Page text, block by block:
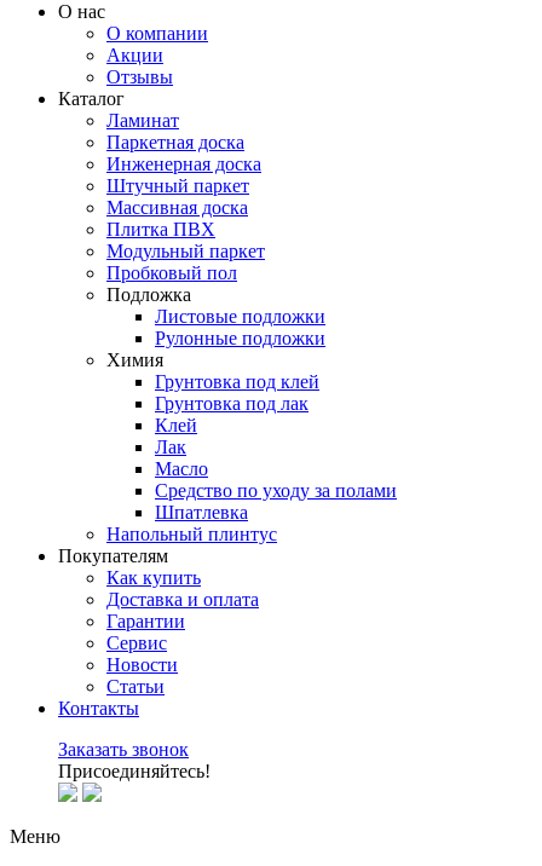
О нас
О компании
Акции
Отзывы
Каталог
Ламинат
Паркетная доска
Инженерная доска
Штучный паркет
Массивная доска
Плитка ПВХ
Модульный паркет
Пробковый пол
Подложка
Листовые подложки
Рулонные подложки
Химия
Грунтовка под клей
Грунтовка под лак
Клей
Лак
Масло
Средство по уходу за полами
Шпатлевка
Напольный плинтус
Покупателям
Как купить
Доставка и оплата
Гарантии
Сервис
Новости
Статьи
Контакты
Заказать звонок
Присоединяйтесь!
Меню